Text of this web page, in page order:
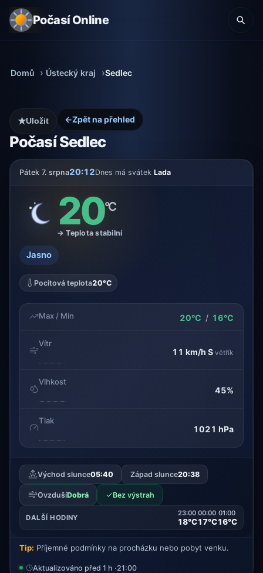
Počasí Online
Domů Ústecký kraj Sedlec
←Zpět na přehled
Počasí Sedlec
★Uložit
Pátek 7. srpna20:12Dnes má svátek Lada
20°C
→ Teplota stabilní
Jasno
Pocitová teplota20°C
Max / Min 20°C / 16°C
Vítr
11 km/h S větřík
Vlhkost
45%
Tlak
1021 hPa
Východ slunce05:40 Západ slunce20:38
OvzdušíDobrá ✓Bez výstrah
DALŠÍ HODINY
23:00
18°C
00:00
17°C
01:00
16°C
Tip: Příjemné podmínky na procházku nebo pobyt venku.
Aktualizováno před 1 h ·21:00